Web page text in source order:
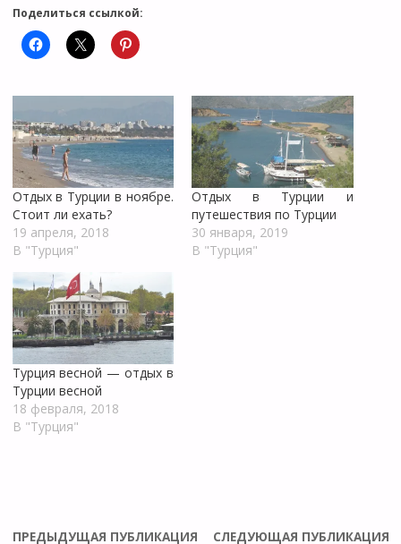
Поделиться ссылкой:
Отдых в Турции в ноябре.
Стоит ли ехать?
19 апреля, 2018
В "Турция"
Отдых в Турции и
путешествия по Турции
30 января, 2019
В "Турция"
Турция весной — отдых в
Турции весной
18 февраля, 2018
В "Турция"
ПРЕДЫДУЩАЯ ПУБЛИКАЦИЯ СЛЕДУЮЩАЯ ПУБЛИКАЦИЯ